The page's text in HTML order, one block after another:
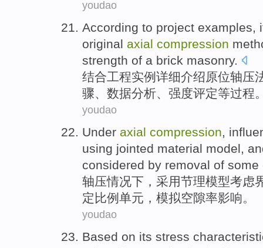
youdao
According to project examples,
original axial compression
strength of a brick masonry.
结合工程实例 详细介绍原位轴压
骤、数据分析、强度评定等过程
youdao
Under axial compression,
using jointed material model,
considered by removal of some
轴压情况下 ， 采用节理模型考虑
定比例单元，模拟空隙率影响。
youdao
Based on its stress